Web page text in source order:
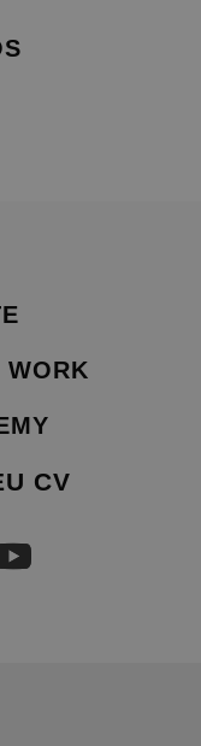
WORK
CV